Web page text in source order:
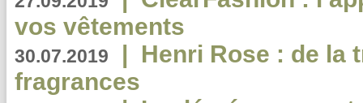
vos vêtements
30.07.2019 | Henri Rose : de la
fragrances